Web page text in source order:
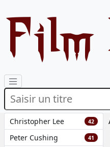
Christopher Lee 42
Peter Cushing 41